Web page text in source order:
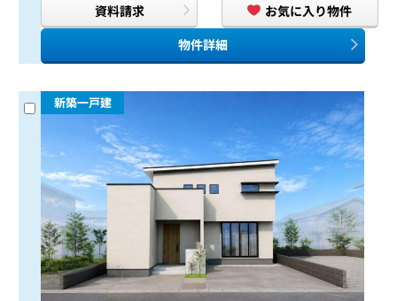
資料請求
お気に入り物件
物件詳細
新築一戸建